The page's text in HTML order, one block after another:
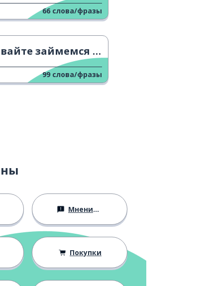
66 слова/фразы
займемся спортом!
99 слова/фразы
Мнения и убеждения
Покупки